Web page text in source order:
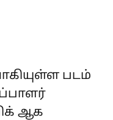
படம்
ஆக